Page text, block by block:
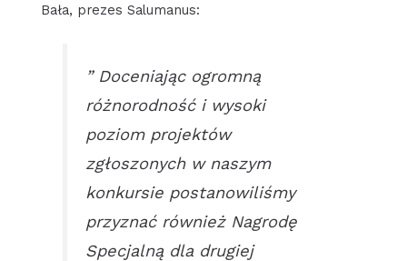
Bała, prezes Salumanus:
” Doceniając ogromną
różnorodność i wysoki
poziom projektów
zgłoszonych w naszym
konkursie postanowiliśmy
przyznać również Nagrodę
Specjalną dla drugiej